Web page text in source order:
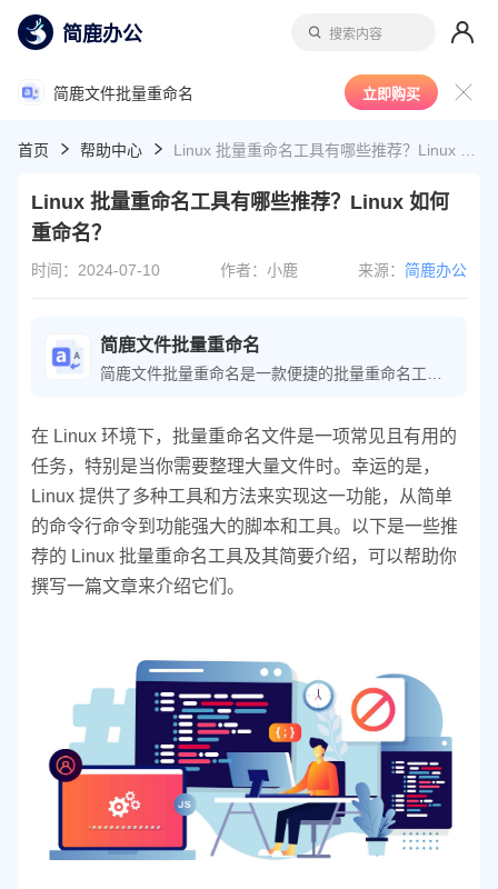
简鹿办公 搜索内容
简鹿文件批量重命名 立即购买
首页 帮助中心
Linux 批量重命名工具有哪些推荐？Linux 如何
重命名？
时间：2024-07-10 作者：小鹿 来源： 简鹿办公
简鹿文件批量重命名
在 Linux 环境下，批量重命名文件是一项常见且有用的
任务，特别是当你需要整理大量文件时。幸运的是，
Linux 提供了多种工具和方法来实现这一功能，从简单
的命令行命令到功能强大的脚本和工具。以下是一些推
荐的 Linux 批量重命名工具及其简要介绍，可以帮助你
撰写一篇文章来介绍它们。